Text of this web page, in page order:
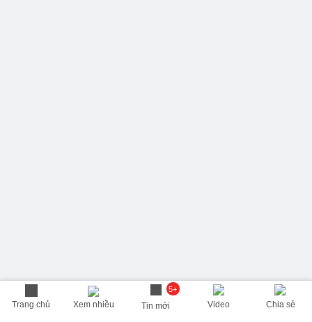
Trang chủ Xem nhiều
5+
Tin mới Video Chia sẻ